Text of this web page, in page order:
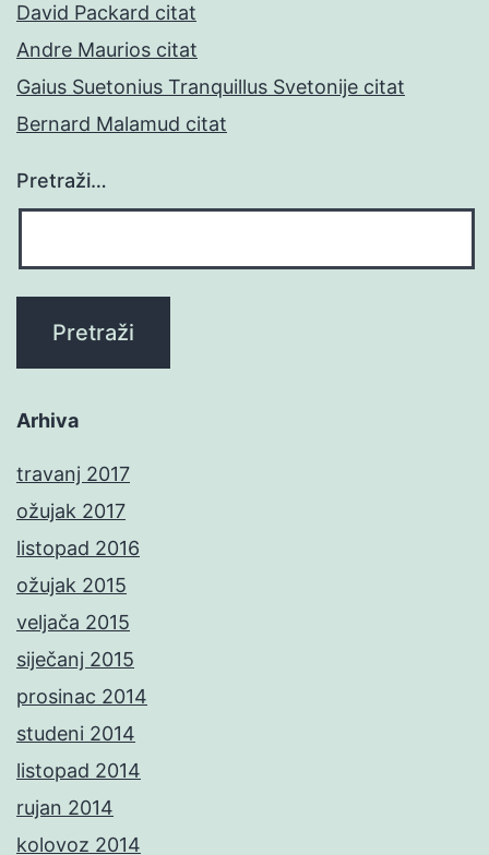
David Packard citat
Andre Maurios citat
Gaius Suetonius Tranquillus Svetonije citat
Bernard Malamud citat
Pretraži…
Arhiva
travanj 2017
ožujak 2017
listopad 2016
ožujak 2015
veljača 2015
siječanj 2015
prosinac 2014
studeni 2014
listopad 2014
rujan 2014
kolovoz 2014